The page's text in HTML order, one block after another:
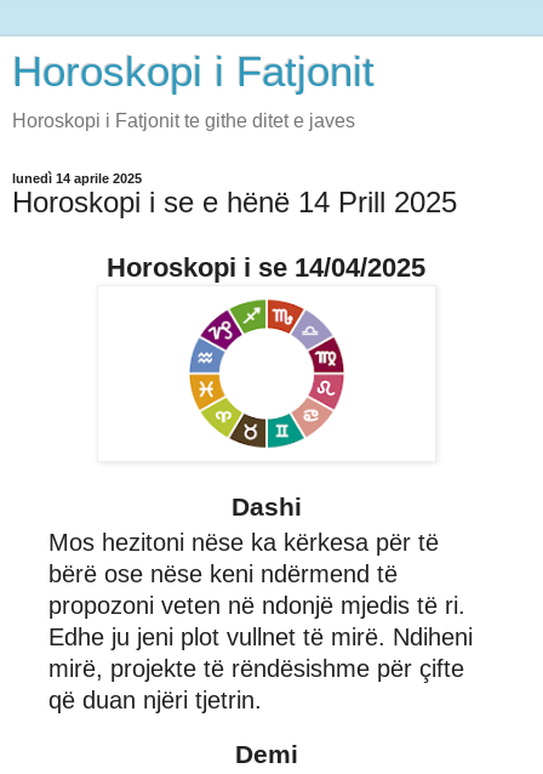
Horoskopi i Fatjonit
Horoskopi i Fatjonit te githe ditet e javes
lunedì 14 aprile 2025
Horoskopi i se e hënë 14 Prill 2025
Horoskopi i se 14/04/2025
Dashi
Mos hezitoni nëse ka kërkesa për të
bërë ose nëse keni ndërmend të
propozoni veten në ndonjë mjedis të ri.
Edhe ju jeni plot vullnet të mirë. Ndiheni
mirë, projekte të rëndësishme për çifte
që duan njëri tjetrin.
Demi